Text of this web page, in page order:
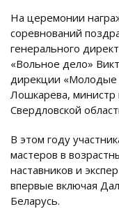
На церемонии
соревнований
генерального
«Вольное дело»
дирекции «Молодые
Лошкарева,
Свердловской
В этом году
мастеров в
наставников и
впервые включая
Беларусь.